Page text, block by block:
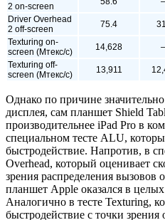
2 on-screen
Driver Overhead
2 off-screen
75.4
Texturing on-
screen (Мтекс/с)
14,628
Texturing off-
screen (Мтекс/с)
13,911
Однако по причине
дисплея, сам планшет Shield
производительнее iPad Pro в
специальном тесте ALU,
быстродействие. Напротив, в
Overhead, который оценивает
зрения распределения
планшет Apple оказался в
Аналогично в тесте Texturing,
быстродействие с точки